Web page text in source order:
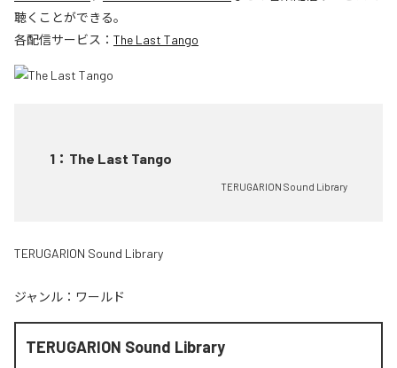
聴くことができる。
各配信サービス： The Last Tango
1 ： The Last Tango
TERUGARION Sound Library
TERUGARION Sound Library
ジャンル： ワールド
TERUGARION Sound Library